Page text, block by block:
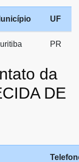
UF
PR
da
DE